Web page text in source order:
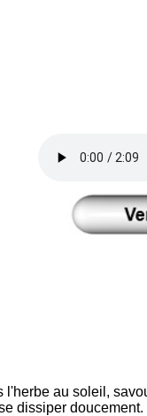
l'herbe au soleil,
dissiper doucement.